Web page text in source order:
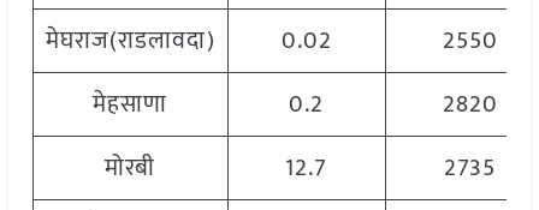
मेघराज(राडलावदा)
0.02
2550
मेहसाणा
0.2
2820
मोरबी
12.7
2735